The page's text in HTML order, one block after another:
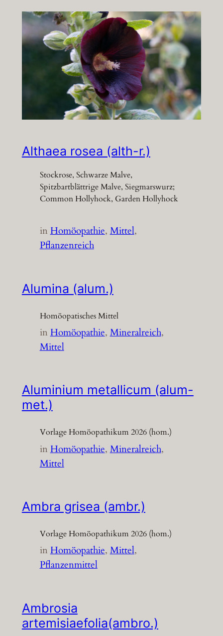
Althaea rosea (alth-r.)
Stockrose, Schwarze Malve,
Spitzbartblättrige Malve, Siegmarswurz;
Common Hollyhock, Garden Hollyhock
inHomöopathie, Mittel
Pflanzenreich
Alumina (alum.)
Homöopatisches Mittel
inHomöopathie, Mineralreich
Mittel
Aluminium metallicum (alum-
met.)
Vorlage Homöopathikum 2026 (hom.)
inHomöopathie, Mineralreich
Mittel
Ambra grisea (ambr.)
Vorlage Homöopathikum 2026 (hom.)
inHomöopathie, Mittel
Pflanzenmittel
Ambrosia
artemisiaefolia(ambro.)